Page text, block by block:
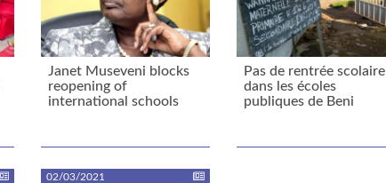
Janet Museveni blocks
reopening of
international schools
Pas de rentrée scolaire
dans les écoles
publiques de Beni
02/03/2021